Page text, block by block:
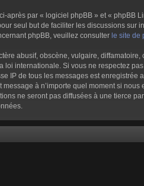
après par « logiciel phpBB » et « phpBB
seul but de faciliter les discussions sur
phpBB, veuillez consulter le site de
abusif, obscène, vulgaire,
internationale. Si vous ne respectez
IP de tous les messages est
à n’importe quel moment si
ne seront pas diffusées à une tierce